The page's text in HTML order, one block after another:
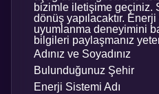
bizimle iletişime geçiniz.
dönüş yapılacaktır.
uyumlanma deneyimini
bilgileri paylaşmanız
Adınız ve Soyadınız
Bulunduğunuz Şehir
Enerji Sistemi Adı